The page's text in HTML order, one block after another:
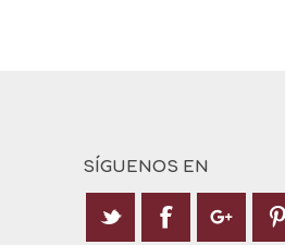
SÍGUENOS EN